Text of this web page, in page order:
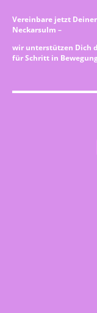
Vereinbare jetzt
Neckarsulm –
wir unterstützen Dich
für Schritt in